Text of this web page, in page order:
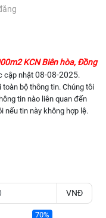
KCN Biên hòa, Đồng
cập nhật 08-08-2025.
bộ thông tin. Chúng tôi
tin nào liên quan đến
nếu tin này không hợp lệ.
VNĐ
70%